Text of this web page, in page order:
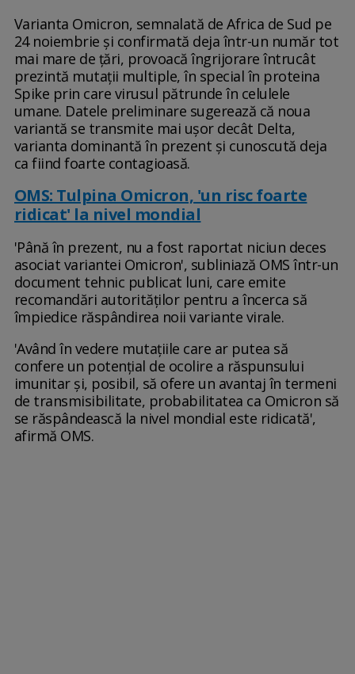
Varianta Omicron, semnalată de Africa de Sud pe
24 noiembrie şi confirmată deja într-un număr tot
mai mare de ţări, provoacă îngrijorare întrucât
prezintă mutaţii multiple, în special în proteina
Spike prin care virusul pătrunde în celulele
umane. Datele preliminare sugerează că noua
variantă se transmite mai uşor decât Delta,
varianta dominantă în prezent şi cunoscută deja
ca fiind foarte contagioasă.
OMS: Tulpina Omicron, 'un risc foarte
ridicat' la nivel mondial
'Până în prezent, nu a fost raportat niciun deces
asociat variantei Omicron', subliniază OMS într-un
document tehnic publicat luni, care emite
recomandări autorităţilor pentru a încerca să
împiedice răspândirea noii variante virale.
'Având în vedere mutaţiile care ar putea să
confere un potenţial de ocolire a răspunsului
imunitar şi, posibil, să ofere un avantaj în termeni
de transmisibilitate, probabilitatea ca Omicron să
se răspândească la nivel mondial este ridicată',
afirmă OMS.